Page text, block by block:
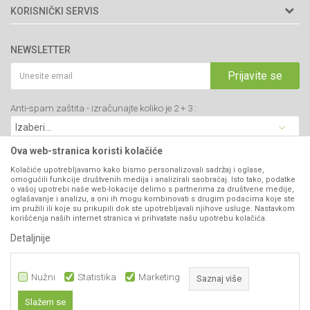
Adresa: Kraljevačkog bataljona 235/2
34000 Kragujevac, Srbija
webshop@agromarket.rs
PIB: 102135221
Matični broj: 07593252
O nama
Prodavnice
Brendovi
Katalozi
Blog
Najčešća pitanja
KORISNIČKI SERVIS
Politika privatnosti
Kako kupiti
Isporuka
Click & Collect
Načini plaćanja
Plaćanje karticama
Web kredit Raiffeisen banke
Pravo na odustajanje
Reklamacije
Zamena artikala
NEWSLETTER
Prijavite se
Anti-spam zaštita - izračunajte koliko je 2 + 3 :
VIBER I SMS NEWSLETTER
Prijavite se
PRATITE NAS
Ova web-stranica koristi kolačiće
Kolačiće upotrebljavamo kako bismo personalizovali sadržaj i oglase,
omogućili funkcije društvenih medija i analizirali saobraćaj. Isto tako, podatke
o vašoj upotrebi naše web-lokacije delimo s partnerima za društvene medije,
oglašavanje i analizu, a oni ih mogu kombinovati s drugim podacima koje ste
im pružili ili koje su prikupili dok ste upotrebljavali njihove usluge. Nastavkom
korišćenja naših internet stranica vi prihvatate našu upotrebu kolačića.
Detaljnije
Nužni Statistika Marketing Saznaj više
Slažem se